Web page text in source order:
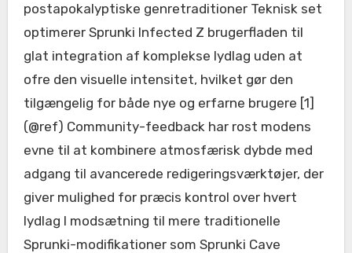
postapokalyptiske genretraditioner Teknisk set
optimerer Sprunki Infected Z brugerfladen til
glat integration af komplekse lydlag uden at
ofre den visuelle intensitet, hvilket gør den
tilgængelig for både nye og erfarne brugere [1]
(@ref) Community-feedback har rost modens
evne til at kombinere atmosfærisk dybde med
adgang til avancerede redigeringsværktøjer, der
giver mulighed for præcis kontrol over hvert
lydlag I modsætning til mere traditionelle
Sprunki-modifikationer som Sprunki Cave